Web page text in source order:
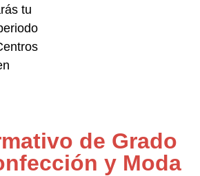
tu
de Grado
y Moda